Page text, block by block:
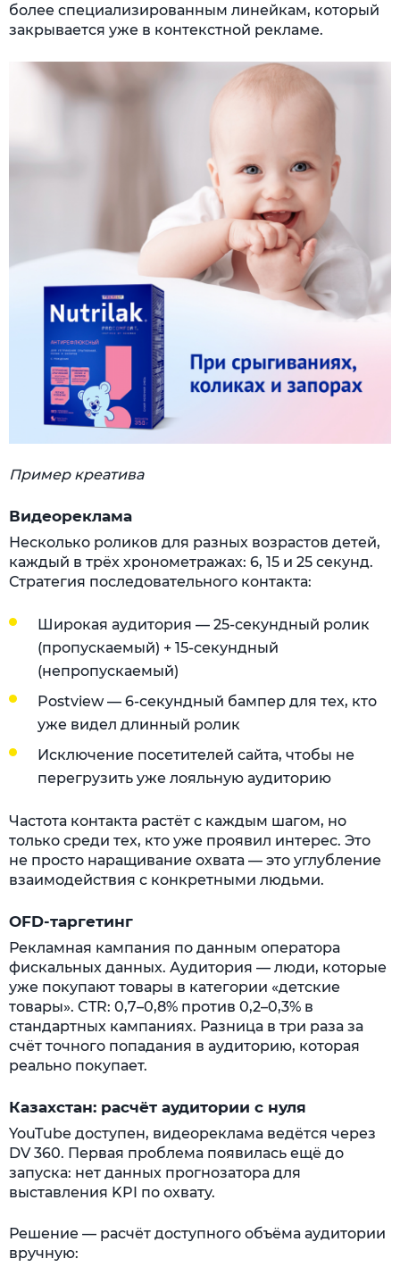
более специализированным линейкам, который
закрывается уже в контекстной рекламе.
Пример креатива
Видеореклама
Несколько роликов для разных возрастов детей,
каждый в трёх хронометражах: 6, 15 и 25 секунд.
Стратегия последовательного контакта:
Широкая аудитория — 25-секундный ролик
(пропускаемый) + 15-секундный
(непропускаемый)
Postview — 6-секундный бампер для тех, кто
уже видел длинный ролик
Исключение посетителей сайта, чтобы не
перегрузить уже лояльную аудиторию
Частота контакта растёт с каждым шагом, но
только среди тех, кто уже проявил интерес. Это
не просто наращивание охвата — это углубление
взаимодействия с конкретными людьми.
OFD-таргетинг
Рекламная кампания по данным оператора
фискальных данных. Аудитория — люди, которые
уже покупают товары в категории «детские
товары». CTR: 0,7–0,8% против 0,2–0,3% в
стандартных кампаниях. Разница в три раза за
счёт точного попадания в аудиторию, которая
реально покупает.
Казахстан: расчёт аудитории с нуля
YouTube доступен, видеореклама ведётся через
DV 360. Первая проблема появилась ещё до
запуска: нет данных прогнозатора для
выставления KPI по охвату.
Решение — расчёт доступного объёма аудитории
вручную: